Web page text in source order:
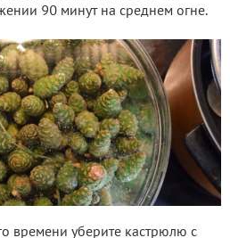
90 минут на среднем огне.
времени уберите кастрюлю с